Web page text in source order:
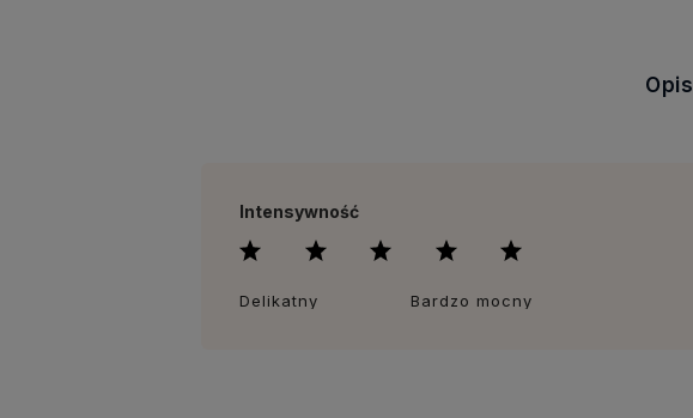
Opis
Intensywność
Delikatny Bardzo mocny